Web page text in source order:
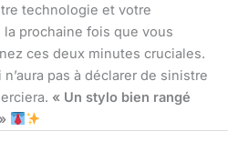
technologie et votre
prochaine fois que vous
ces deux minutes cruciales.
pas à déclarer de sinistre
« Un stylo bien rangé